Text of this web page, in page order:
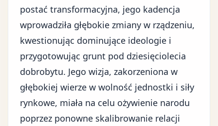
postać transformacyjna, jego kadencja
wprowadziła głębokie zmiany w rządzeniu,
kwestionując dominujące ideologie i
przygotowując grunt pod dziesięciolecia
dobrobytu. Jego wizja, zakorzeniona w
głębokiej wierze w wolność jednostki i siły
rynkowe, miała na celu ożywienie narodu
poprzez ponowne skalibrowanie relacji